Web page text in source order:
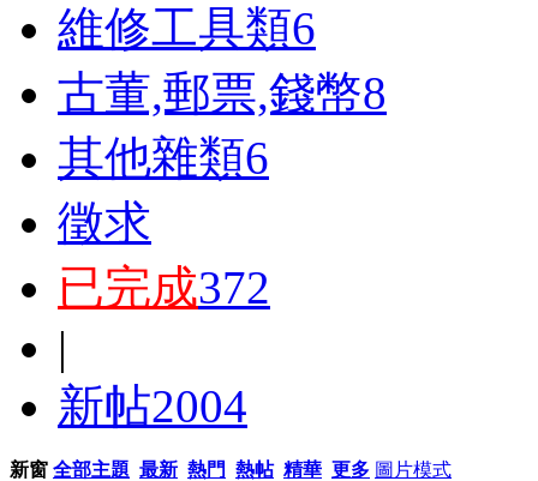
維修工具類6
古董,郵票,錢幣8
其他雜類6
徵求
已完成372
|
新帖2004
新窗 全部主題 最新 熱門 熱帖 精華 更多 圖片模式